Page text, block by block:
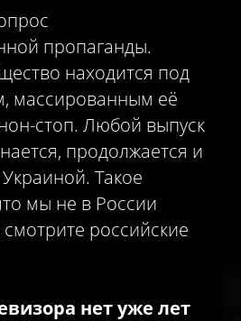
пропаганды.
находится под
массированным её
стоп. Любой выпуск
продолжается и
Такое
мы не в России
российские
нет уже лет